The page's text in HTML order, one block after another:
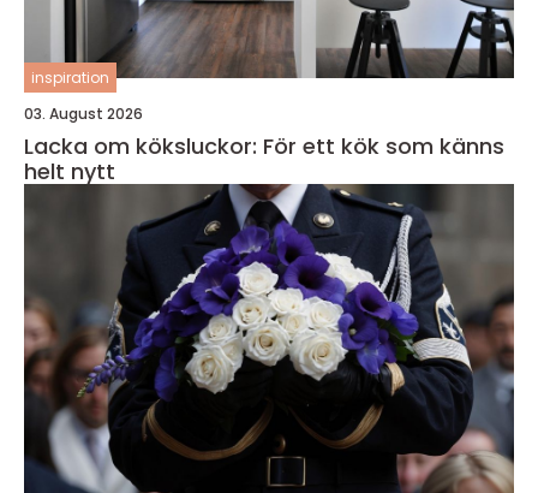
inspiration
03. August 2026
Lacka om köksluckor: För ett kök som känns
helt nytt